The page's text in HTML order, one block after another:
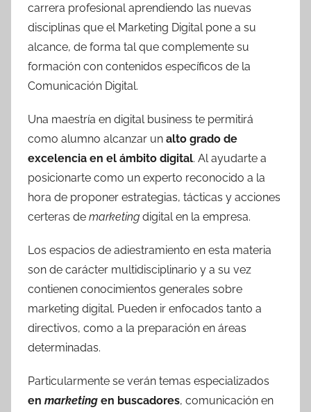
carrera profesional aprendiendo las nuevas
disciplinas que el Marketing Digital pone a su
alcance, de forma tal que complemente su
formación con contenidos específicos de la
Comunicación Digital.
Una maestría en digital business te permitirá
como alumno alcanzar un alto grado de
excelencia en el ámbito digital. Al ayudarte a
posicionarte como un experto reconocido a la
hora de proponer estrategias, tácticas y acciones
certeras de marketing digital en la empresa.
Los espacios de adiestramiento en esta materia
son de carácter multidisciplinario y a su vez
contienen conocimientos generales sobre
marketing digital. Pueden ir enfocados tanto a
directivos, como a la preparación en áreas
determinadas.
Particularmente se verán temas especializados
en marketing en buscadores, comunicación en